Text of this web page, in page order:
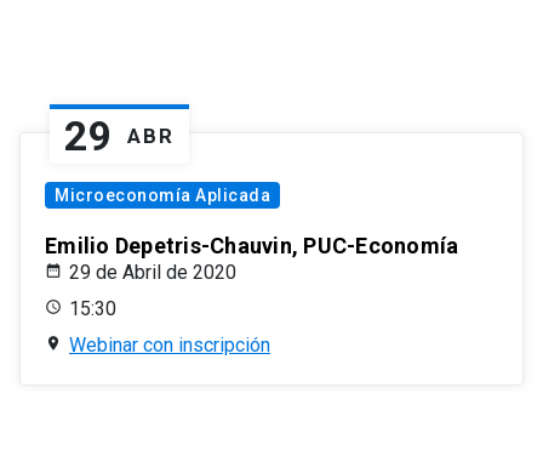
29 ABR
Microeconomía Aplicada
Emilio Depetris-Chauvin, PUC-Economía
29 de Abril de 2020
15:30
Webinar con inscripción